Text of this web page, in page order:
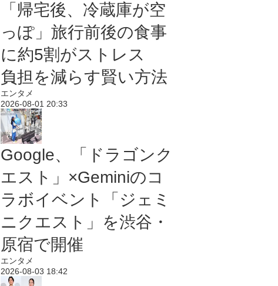
「帰宅後、冷蔵庫が空
っぽ」旅行前後の食事
に約5割がストレス
負担を減らす賢い方法
エンタメ
2026-08-01 20:33
Google、「ドラゴンク
エスト」×Geminiのコ
ラボイベント「ジェミ
ニクエスト」を渋谷・
原宿で開催
エンタメ
2026-08-03 18:42